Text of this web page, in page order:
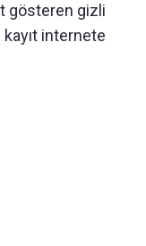
gösteren gizli
internete